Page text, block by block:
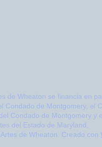
de Wheaton se financia en
Condado de Montgomery, el
Condado de Montgomery y
del Estado de Maryland.
de Wheaton. Creado con